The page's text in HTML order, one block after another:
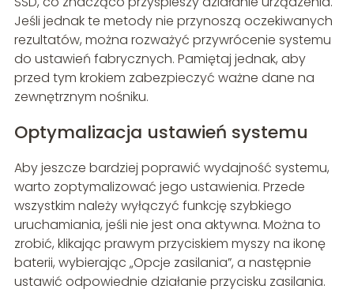
Jeśli jednak te metody nie przynoszą oczekiwanych
rezultatów, można rozważyć przywrócenie systemu
do ustawień fabrycznych. Pamiętaj jednak, aby
przed tym krokiem zabezpieczyć ważne dane na
zewnętrznym nośniku.
Optymalizacja ustawień systemu
Aby jeszcze bardziej poprawić wydajność systemu,
warto zoptymalizować jego ustawienia. Przede
wszystkim należy wyłączyć funkcję szybkiego
uruchamiania, jeśli nie jest ona aktywna. Można to
zrobić, klikając prawym przyciskiem myszy na ikonę
baterii, wybierając „Opcje zasilania”, a następnie
ustawić odpowiednie działanie przycisku zasilania.